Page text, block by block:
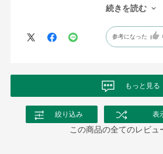
が、来年もまた購入しようと考えています。
続きを読む
参考になった
もっと見る
絞り込み 表
この商品の全てのレビュ